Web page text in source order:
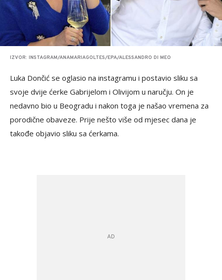
IZVOR: INSTAGRAM/ANAMARIAGOLTES/EPA/ALESSANDRO DI MEO
Luka Dončić se oglasio na instagramu i postavio sliku sa
svoje dvije ćerke Gabrijelom i Olivijom u naručju. On je
nedavno bio u Beogradu i nakon toga je našao vremena za
porodične obaveze. Prije nešto više od mjesec dana je
takođe objavio sliku sa ćerkama.